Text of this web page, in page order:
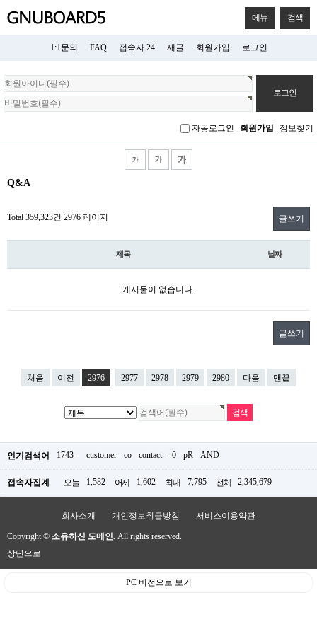
메뉴 검색
1:1문의 FAQ 접속자 24 새글 회원가입 로그인
회
원
로
자동로그인 회원가입 정보찾기
Q&A
Total 359,323건 2976 페이지 글쓰기
제목 날짜
게시물이 없습니다.
글쓰기
처음 이전 2976 2977 2978 2979 2980 다음 맨끝
인기검색어 1743-- customer co contact -0 pR AND
접속자집계 오늘 1,582 어제 1,602 최대 7,795 전체 2,345,679
회사소개 개인정보취급방침 서비스이용약관
Copyright © 소유하신 도메인. All rights reserved.
상단으로
PC 버전으로 보기